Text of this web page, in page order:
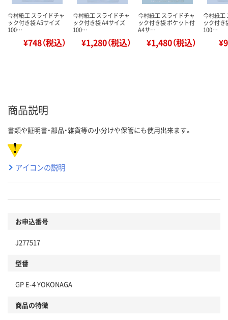
今村紙工 スライドチャ
ック付き袋 A5サイズ
100…
¥748（税込）
今村紙工 スライドチャ
ック付き袋 A4サイズ
100…
¥1,280（税込）
今村紙工 スライドチャ
ック付き袋 ポケット付
A4サ…
¥1,480（税込）
今村紙工
ック付き
100…
商品説明
書類や証明書・部品・雑貨等の小分けや保管にも使用出来ます。
アイコンの説明
お申込番号
J277517
型番
GP E-4 YOKONAGA
商品の特徴